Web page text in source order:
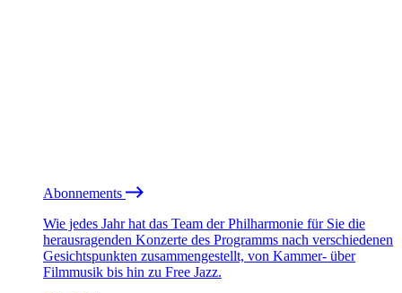
Abonnements
Wie jedes Jahr hat das Team der Philharmonie für Sie die
herausragenden Konzerte des Programms nach verschiedenen
Gesichtspunkten zusammengestellt, von Kammer- über
Filmmusik bis hin zu Free Jazz.